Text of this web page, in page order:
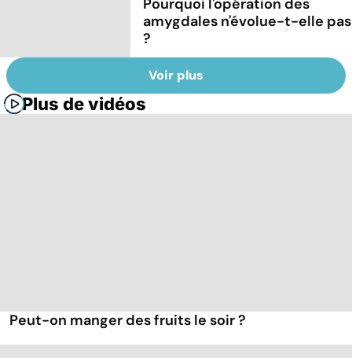
amygdales n'évolue-t-elle pas
?
Voir plus
Plus de vidéos
Peut-on manger des fruits le soir ?